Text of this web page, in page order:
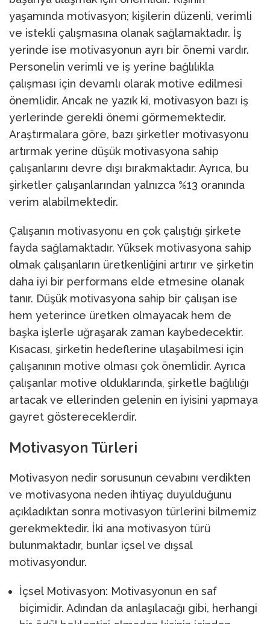
yaşamında motivasyon; kişilerin düzenli, verimli
ve istekli çalışmasına olanak sağlamaktadır. İş
yerinde ise motivasyonun ayrı bir önemi vardır.
Personelin verimli ve iş yerine bağlılıkla
çalışması için devamlı olarak motive edilmesi
önemlidir. Ancak ne yazık ki, motivasyon bazı iş
yerlerinde gerekli önemi görmemektedir.
Araştırmalara göre, bazı şirketler motivasyonu
artırmak yerine düşük motivasyona sahip
çalışanlarını devre dışı bırakmaktadır. Ayrıca, bu
şirketler çalışanlarından yalnızca %13 oranında
verim alabilmektedir.
Çalışanın motivasyonu en çok çalıştığı şirkete
fayda sağlamaktadır. Yüksek motivasyona sahip
olmak çalışanların üretkenliğini artırır ve şirketin
daha iyi bir performans elde etmesine olanak
tanır. Düşük motivasyona sahip bir çalışan ise
hem yeterince üretken olmayacak hem de
başka işlerle uğraşarak zaman kaybedecektir.
Kısacası, şirketin hedeflerine ulaşabilmesi için
çalışanının motive olması çok önemlidir. Ayrıca
çalışanlar motive olduklarında, şirketle bağlılığı
artacak ve ellerinden gelenin en iyisini yapmaya
gayret göstereceklerdir.
Motivasyon Türleri
Motivasyon nedir sorusunun cevabını verdikten
ve motivasyona neden ihtiyaç duyulduğunu
açıkladıktan sonra motivasyon türlerini bilmemiz
gerekmektedir. İki ana motivasyon türü
bulunmaktadır, bunlar içsel ve dışsal
motivasyondur.
İçsel Motivasyon: Motivasyonun en saf
biçimidir. Adından da anlaşılacağı gibi, herhangi